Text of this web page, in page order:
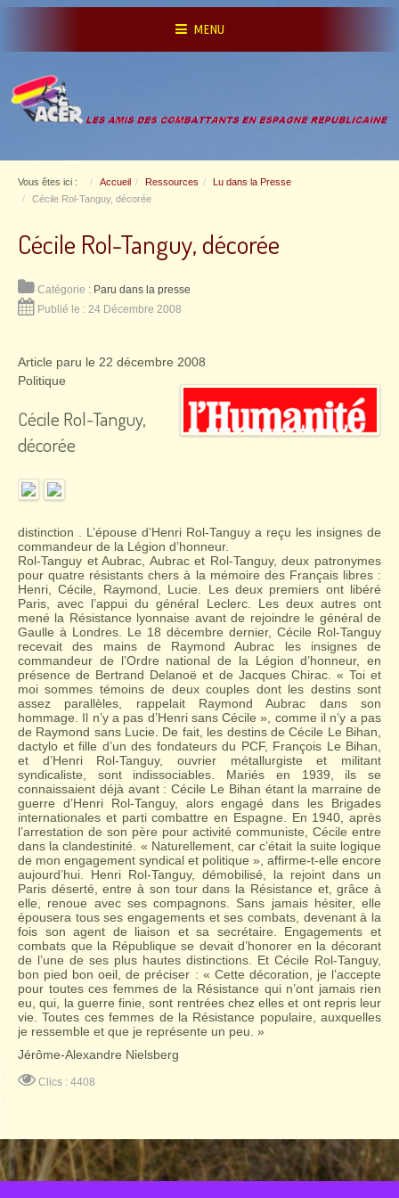
MENU
Vous êtes ici : Accueil Ressources
Lu dans la Presse
Cécile Rol-Tanguy, décorée
Cécile Rol-Tanguy, décorée
Catégorie : Paru dans la presse
Publié le : 24 Décembre 2008
Article paru le 22 décembre 2008
Politique
Cécile Rol-Tanguy,
décorée
distinction . L’épouse d’Henri Rol-Tanguy a reçu les insignes de
commandeur de la Légion d’honneur.
Rol-Tanguy et Aubrac, Aubrac et Rol-Tanguy, deux patronymes
pour quatre résistants chers à la mémoire des Français libres :
Henri, Cécile, Raymond, Lucie. Les deux premiers ont libéré
Paris, avec l’appui du général Leclerc. Les deux autres ont
mené la Résistance lyonnaise avant de rejoindre le général de
Gaulle à Londres. Le 18 décembre dernier, Cécile Rol-Tanguy
recevait des mains de Raymond Aubrac les insignes de
commandeur de l’Ordre national de la Légion d’honneur, en
présence de Bertrand Delanoë et de Jacques Chirac. « Toi et
moi sommes témoins de deux couples dont les destins sont
assez parallèles, rappelait Raymond Aubrac dans son
hommage. Il n’y a pas d’Henri sans Cécile », comme il n’y a pas
de Raymond sans Lucie. De fait, les destins de Cécile Le Bihan,
dactylo et fille d’un des fondateurs du PCF, François Le Bihan,
et d’Henri Rol-Tanguy, ouvrier métallurgiste et militant
syndicaliste, sont indissociables. Mariés en 1939, ils se
connaissaient déjà avant : Cécile Le Bihan étant la marraine de
guerre d’Henri Rol-Tanguy, alors engagé dans les Brigades
internationales et parti combattre en Espagne. En 1940, après
l’arrestation de son père pour activité communiste, Cécile entre
dans la clandestinité. « Naturellement, car c’était la suite logique
de mon engagement syndical et politique », affirme-t-elle encore
aujourd’hui. Henri Rol-Tanguy, démobilisé, la rejoint dans un
Paris déserté, entre à son tour dans la Résistance et, grâce à
elle, renoue avec ses compagnons. Sans jamais hésiter, elle
épousera tous ses engagements et ses combats, devenant à la
fois son agent de liaison et sa secrétaire. Engagements et
combats que la République se devait d’honorer en la décorant
de l’une de ses plus hautes distinctions. Et Cécile Rol-Tanguy,
bon pied bon oeil, de préciser : « Cette décoration, je l’accepte
pour toutes ces femmes de la Résistance qui n’ont jamais rien
eu, qui, la guerre finie, sont rentrées chez elles et ont repris leur
vie. Toutes ces femmes de la Résistance populaire, auxquelles
je ressemble et que je représente un peu. »
Jérôme-Alexandre Nielsberg
Clics : 4408